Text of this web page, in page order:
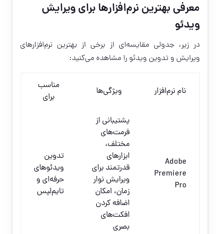
معرفی بهترین نرم‌افزارها برای ویرایش
ویدئو
در زیر، جدولی مقایسه‌ای از برخی از بهترین نرم‌افزارهای
ویرایش و تدوین ویدئو را مشاهده می‌کنید:
نام نرم‌افزار ویژگی‌ها
مناسب
برای
Adobe
Premiere
Pro
پشتیبانی از
فرمت‌های
مختلف،
ابزارهای
قدرتمند برای
ویرایش نوار
زمان، امکان
اضافه کردن
افکت‌های
بصری
تدوین
ویدئوهای
حرفه‌ای و
تایم‌لپس